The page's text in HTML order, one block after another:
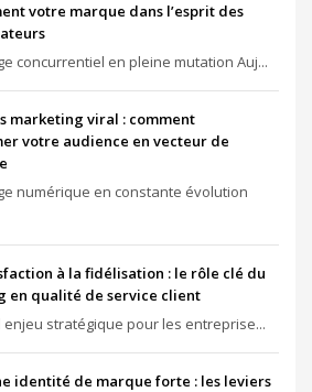
votre marque dans l’esprit des
concurrentiel en pleine mutation Auj...
marketing viral : comment
votre audience en vecteur de
numérique en constante évolution
à la fidélisation : le rôle clé du
en qualité de service client
enjeu stratégique pour les entreprise...
identité de marque forte : les leviers